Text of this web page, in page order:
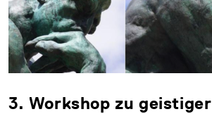
3. Workshop zu geistiger